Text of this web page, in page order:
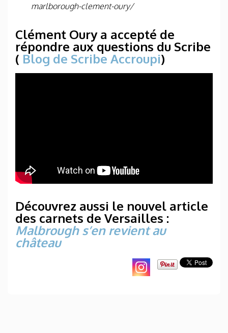
marlborough-clement-oury/
Clément Oury a accepté de
répondre aux questions du Scribe
( Blog de Scribe Accroupi)
Découvrez aussi le nouvel article
des carnets de Versailles :
Malbrough s’en revient au
château